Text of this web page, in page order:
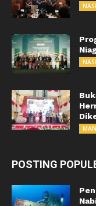
POSTING